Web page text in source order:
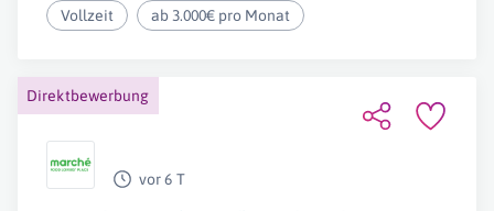
Vollzeit ab 3.000€ pro Monat
Direktbewerbung
vor 6 T